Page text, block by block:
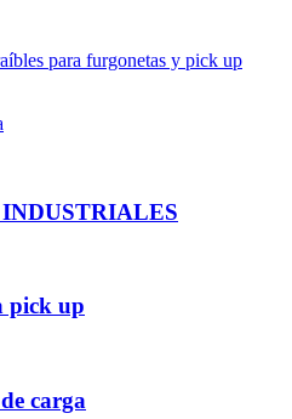
para furgonetas y pick up
pick up
carga